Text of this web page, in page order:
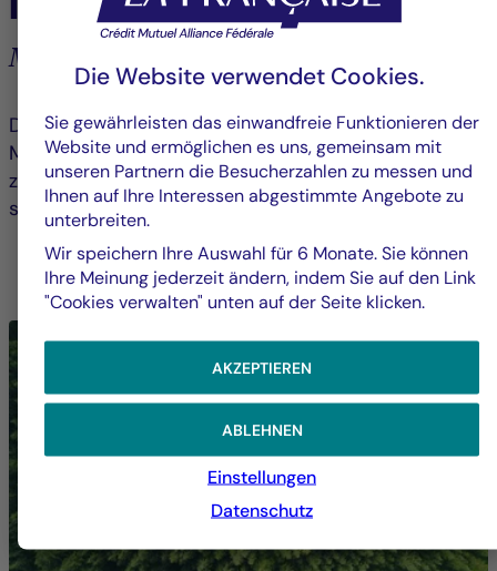
Mitarbeitende zur Beteiligung einladen
Die Gruppe integriert CSR in die
Mitarbeitendenstrategie, indem sie sensibilisiert und
zur aktiven Beteiligung an bürgerschaftlichen und
solidarischen Initiativen motiviert.
MEHR ERFAHREN ÜBER MITARBEITENDENENGAGEMENT
Die Website verwendet Cookies.
Sie gewährleisten das einwandfreie Funktionieren der
Website und ermöglichen es uns, gemeinsam mit
unseren Partnern die Besucherzahlen zu messen und
Ihnen auf Ihre Interessen abgestimmte Angebote zu
unterbreiten.
Wir speichern Ihre Auswahl für 6 Monate. Sie können
Ihre Meinung jederzeit ändern, indem Sie auf den Link
"Cookies verwalten" unten auf der Seite klicken.
AKZEPTIEREN
ABLEHNEN
Einstellungen
Datenschutz